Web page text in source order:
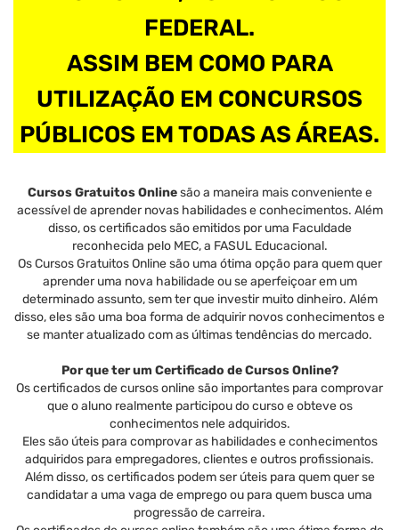
FEDERAL.
ASSIM BEM COMO PARA
UTILIZAÇÃO EM CONCURSOS
PÚBLICOS EM TODAS AS ÁREAS.
Cursos Gratuitos Onlinesão a maneira mais conveniente e
acessível de aprender novas habilidades e conhecimentos. Além
disso, os certificados são emitidos por uma Faculdade
reconhecida pelo MEC, a FASUL Educacional.
Os Cursos Gratuitos Online são uma ótima opção para quem quer
aprender uma nova habilidade ou se aperfeiçoar em um
determinado assunto, sem ter que investir muito dinheiro. Além
disso, eles são uma boa forma de adquirir novos conhecimentos e
se manter atualizado com as últimas tendências do mercado.
Por que ter um Certificado de Cursos Online?
Os certificados de cursos online são importantes para comprovar
que o aluno realmente participou do curso e obteve os
conhecimentos nele adquiridos.
Eles são úteis para comprovar as habilidades e conhecimentos
adquiridos para empregadores, clientes e outros profissionais.
Além disso, os certificados podem ser úteis para quem quer se
candidatar a uma vaga de emprego ou para quem busca uma
progressão de carreira.